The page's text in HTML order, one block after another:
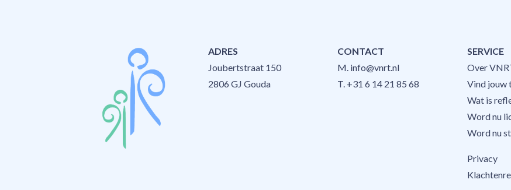
ADRES
Joubertstraat 150
2806 GJ Gouda
CONTACT
M. info@vnrt.nl
T. +31 6 14 21 85 68
SERVICE
Over
Vind jouw
Wat is
Word nu
Word nu
Privacy